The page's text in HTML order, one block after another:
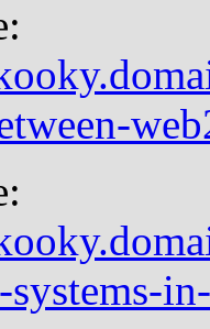
systems-